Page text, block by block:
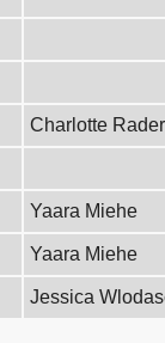
Charlotte
Yaara Miehe
Yaara Miehe
Jessica